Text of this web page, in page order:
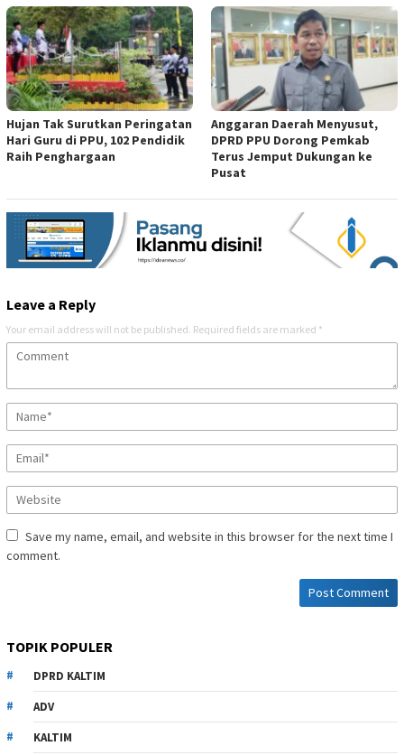
Hujan Tak Surutkan Peringatan
Hari Guru di PPU, 102 Pendidik
Raih Penghargaan
Anggaran Daerah Menyusut,
DPRD PPU Dorong Pemkab
Terus Jemput Dukungan ke
Pusat
Leave a Reply
Your email address will not be published. Required fields are marked *
Save my name, email, and website in this browser for the next time I
comment.
TOPIK POPULER
DPRD KALTIM
ADV
KALTIM